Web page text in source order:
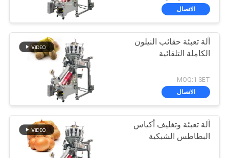
الاتصال
آلة تعبئة حقائب النيلون
الكاملة التلقائية
MOQ:1 SET
الاتصال
آلة تعبئة وتغليف أكياس
البطاطس الشبكية